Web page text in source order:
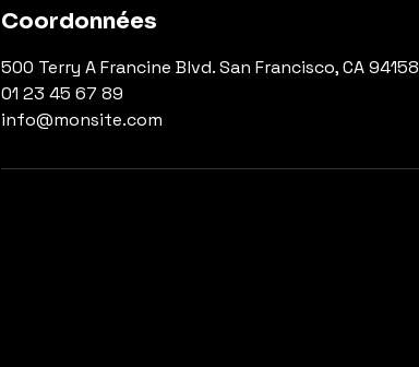
Coordonnées
500 Terry A Francine Blvd. San Francisco, CA 94158
01 23 45 67 89
info@monsite.com